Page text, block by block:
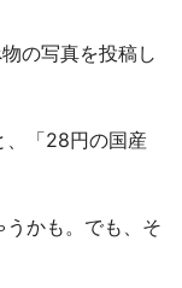
の写真を投稿し
、「28円の国産
かも。でも、そ